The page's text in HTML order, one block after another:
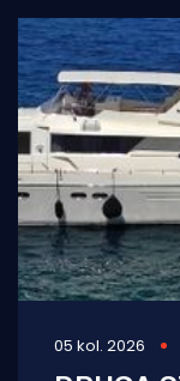
05 kol. 2026